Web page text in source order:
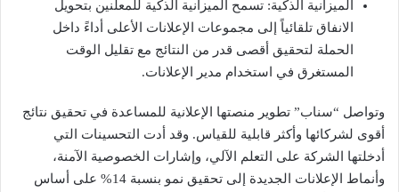
الميزانية الذكية: تسمح الميزانية الذكية للمعلنين بتحويل
الانفاق تلقائياً إلى مجموعات الإعلانات الأعلى أداءً داخل
الحملة لتحقيق أقصى قدر من النتائج مع تقليل الوقت
المستغرق في استخدام مدير الإعلانات.
وتواصل “سناب” تطوير منصتها الإعلانية للمساعدة في تحقيق نتائج
أقوى لشركائها وأكثر قابلية للقياس. وقد أدت التحسينات التي
أدخلتها الشركة على التعلم الآلي، وإشارات الخصوصية الآمنة،
وأنماط الإعلانات الجديدة إلى تحقيق نمو بنسبة 14% على أساس